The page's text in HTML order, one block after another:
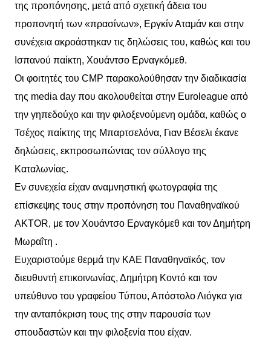
της προπόνησης, μετά από σχετική άδεια του
προπονητή των «πρασίνων», Εργκίν Αταμάν και στην
συνέχεια ακροάστηκαν τις δηλώσεις του, καθώς και του
Ισπανού παίκτη, Χουάντσο Ερναγκόμεθ.
Οι φοιτητές του CMP παρακολούθησαν την διαδικασία
της media day που ακολουθείται στην Εuroleague από
την γηπεδούχο και την φιλοξενούμενη ομάδα, καθώς ο
Τσέχος παίκτης της Μπαρτσελόνα, Γιαν Βέσελι έκανε
δηλώσεις, εκπροσωπώντας τον σύλλογο της
Καταλωνίας.
Εν συνεχεία είχαν αναμνηστική φωτογραφία της
επίσκεψης τους στην προπόνηση του Παναθηναϊκού
ΑKTOR, με τον Χουάντσο Ερναγκόμεθ και τον Δημήτρη
Μωραΐτη .
Ευχαριστούμε θερμά την ΚΑΕ Παναθηναϊκός, τον
διευθυντή επικοινωνίας, Δημήτρη Κοντό και τον
υπεύθυνο του γραφείου Τύπου, Απόστολο Λιόγκα για
την ανταπόκριση τους της στην παρουσία των
σπουδαστών και την φιλοξενία που είχαν.